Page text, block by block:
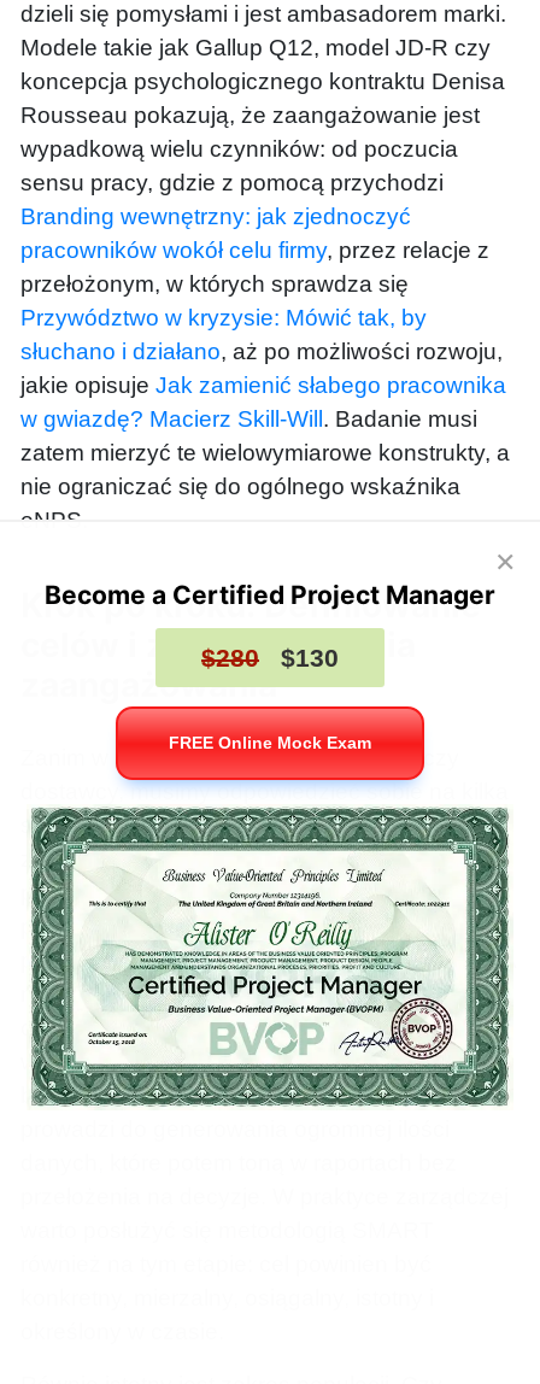
dzieli się pomysłami i jest ambasadorem marki.
Modele takie jak Gallup Q12, model JD-R czy
koncepcja psychologicznego kontraktu Denisa
Rousseau pokazują, że zaangażowanie jest
wypadkową wielu czynników: od poczucia
sensu pracy, gdzie z pomocą przychodzi
Branding wewnętrzny: jak zjednoczyć
pracowników wokół celu firmy, przez relacje z
przełożonym, w których sprawdza się
Przywództwo w kryzysie: Mówić tak, by
słuchano i działano, aż po możliwości rozwoju,
jakie opisujeJak zamienić słabego pracownika
w gwiazdę? Macierz Skill-Will . Badanie musi
zatem mierzyć te wielowymiarowe konstrukty, a
nie ograniczać się do ogólnego wskaźnika
eNPS.
Krok po kroku: Definiowanie
celów i zakresu badania
zaangażowania
dostawcy, musimy odpowiedzieć sobie na kilka
strategicznych pytań. Po co badamy
zaangażowanie? Czy chcemy zdiagnozować
przyczyny rotacji w dziale sprzedaży? A może
planujemy dużą transformację cyfrową i
potrzebujemy sprawdzić gotowość zespołów? A
może celem jest po prostu monitoring kultury
organizacyjnej po fuzji? Każdy z tych powodów
wymaga innego zakresu i częstotliwości
badania. Brak wyraźnie zdefiniowanego celu
×
Become a Certified Project Manager
$280 $130
FREE Online Mock Exam